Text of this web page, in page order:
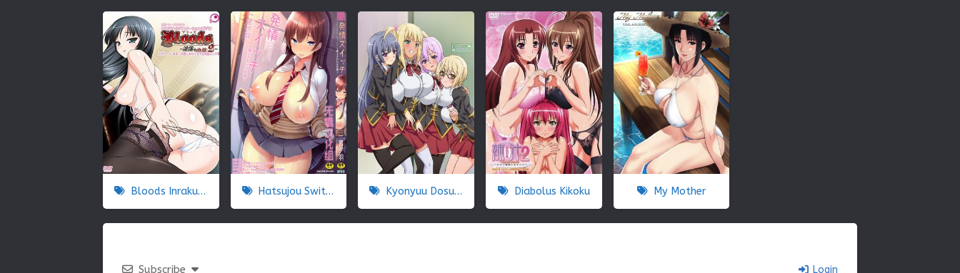
Bloods Inraku no Ketsuzoku 2 Hatsujou Switch Otosareta Shoujo-tachi Kyonyuu Dosukebe Gakuen Diabolus Kikoku My Mother
Subscribe Login